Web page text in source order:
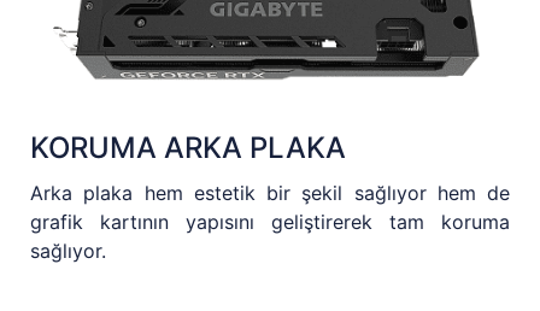
KORUMA ARKA PLAKA
Arka plaka hem estetik bir şekil sağlıyor hem de
grafik kartının yapısını geliştirerek tam koruma
sağlıyor.